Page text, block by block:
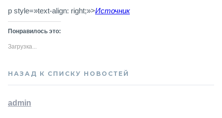
p style=»text-align: right;»>Источник
Понравилось это:
Загрузка...
НАЗАД К СПИСКУ НОВОСТЕЙ
admin